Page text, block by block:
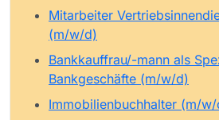
Mitarbeiter
(m/w/d)
Bankkauffrau/-mann als
Bankgeschäfte (m/w/d)
Immobilienbuchhalter (m/